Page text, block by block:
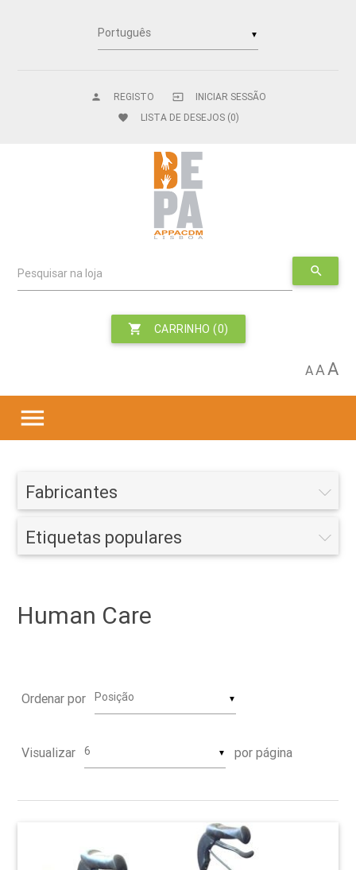
▼
REGISTO
person INICIAR SESSÃO
input
favorite
LISTA DE DESEJOS (0)
Pesquisar na loja search
CARRINHO (0)
shopping_cart
AAA
menu
Fabricantes
Etiquetas populares
Human Care
Ordenar por ▼
Visualizar ▼ por página